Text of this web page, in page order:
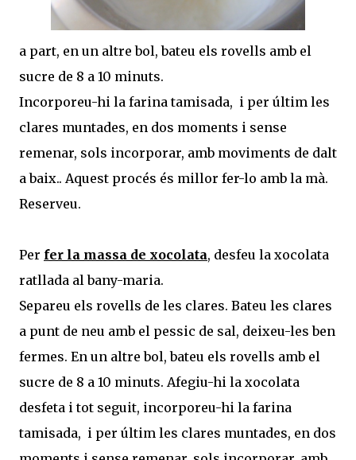
a part, en un altre bol, bateu els rovells amb el
sucre de 8 a 10 minuts.
Incorporeu-hi la farina tamisada, i per últim les
clares muntades, en dos moments i sense
remenar, sols incorporar, amb moviments de dalt
a baix.. Aquest procés és millor fer-lo amb la mà.
Reserveu.
Per fer la massa de xocolata, desfeu la xocolata
ratllada al bany-maria.
Separeu els rovells de les clares. Bateu les clares
a punt de neu amb el pessic de sal, deixeu-les ben
fermes. En un altre bol, bateu els rovells amb el
sucre de 8 a 10 minuts. Afegiu-hi la xocolata
desfeta i tot seguit, incorporeu-hi la farina
tamisada, i per últim les clares muntades, en dos